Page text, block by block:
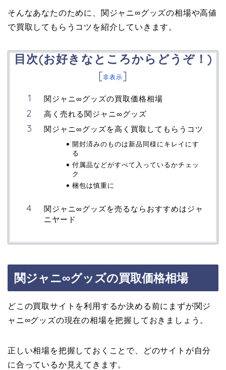
そんなあなたのために、関ジャニ∞グッズの相場や高値
で買取してもらうコツを紹介していきます。
目次(お好きなところからどうぞ！)
[非表示]
関ジャニ∞グッズの買取価格相場
高く売れる関ジャニ∞グッズ
関ジャニ∞グッズを高く買取してもらうコツ
開封済みのものは新品同様にキレイにす
る
付属品などがすべて入っているかチェッ
ク
梱包は慎重に
関ジャニ∞グッズを売るならおすすめはジャ
ニヤード
関ジャニ∞グッズの買取価格相場
どこの買取サイトを利用するか決める前にまずが関ジ
ャニ∞グッズの現在の相場を把握しておきましょう。
正しい相場を把握しておくことで、どのサイトが自分
に合っているか見えてきます。